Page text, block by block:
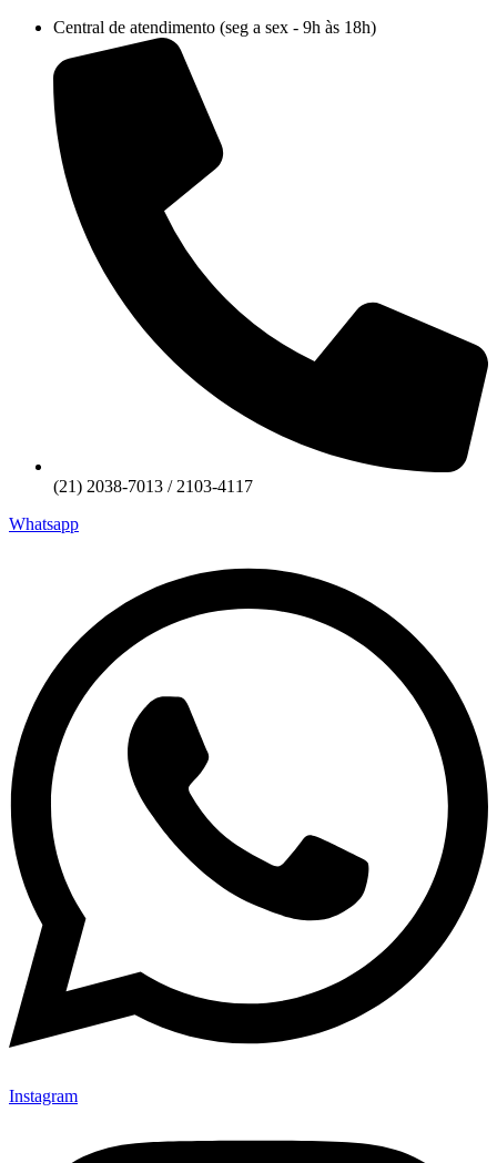
conteúdo
Central de atendimento (seg a sex - 9h às 18h)
(21) 2038-7013 / 2103-4117
Whatsapp
Instagram